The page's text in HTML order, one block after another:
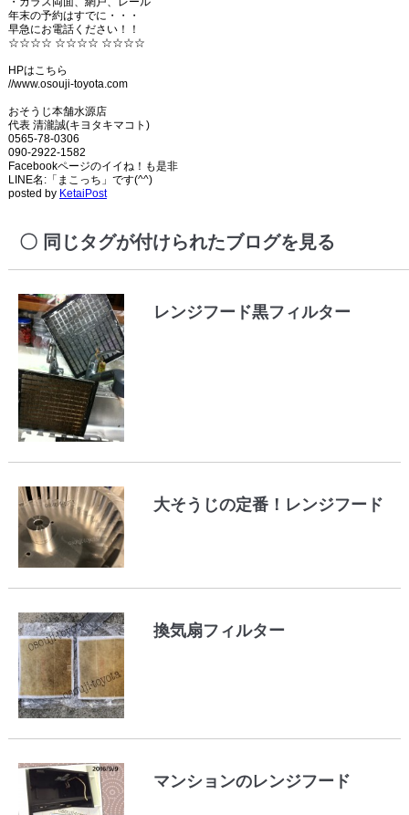
年末の予約はすでに・・・
早急にお電話ください！！
☆☆☆☆ ☆☆☆☆ ☆☆☆☆
HPはこちら
//www.osouji-toyota.com
おそうじ本舗水源店
代表 清瀧誠(キヨタキマコト)
0565-78-0306
090-2922-1582
Facebookページのイイね！も是非
LINE名:「まこっち」です(^^)
posted by KetaiPost
同じタグが付けられたブログを見る
レンジフード黒フィルター
大そうじの定番！レンジフード
換気扇フィルター
マンションのレンジフード